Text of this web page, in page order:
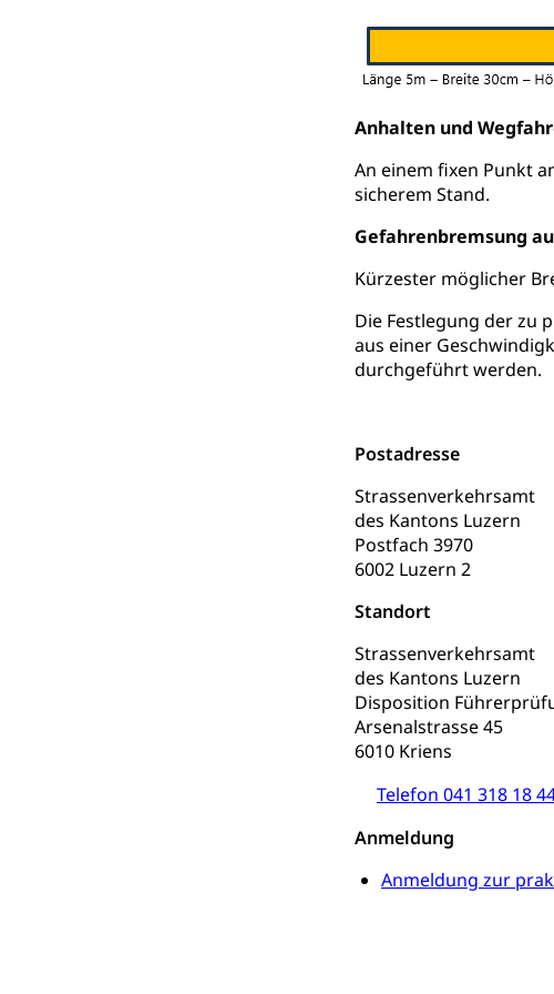
Anhalten und
An einem fixen Punkt
sicherem Stand.
Gefahrenbremsung
Kürzester möglicher
Die Festlegung der zu
aus einer
durchgeführt werden.
Postadresse
Strassenverkehrsamt
des Kantons Luzern
Postfach 3970
6002 Luzern 2
Standort
Strassenverkehrsamt
des Kantons Luzern
Disposition
Arsenalstrasse 45
6010 Kriens
Telefon 041 318 18
Anmeldung
Anmeldung zur
ÖREB-Kataster
Energie
Strom,
Grundbuch
Grundbucheintrag,
Grundbuch
Luft und Klima
Luftreinhaltung,
Atmosphäre, Luft,
Raumplanung
Raumdatenpool